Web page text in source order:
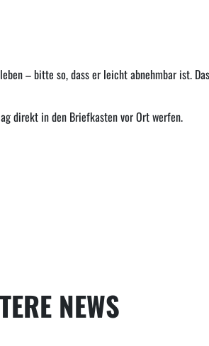
– bitte so, dass er leicht abnehmbar ist.
direkt in den Briefkasten vor Ort werfen.
NEWS